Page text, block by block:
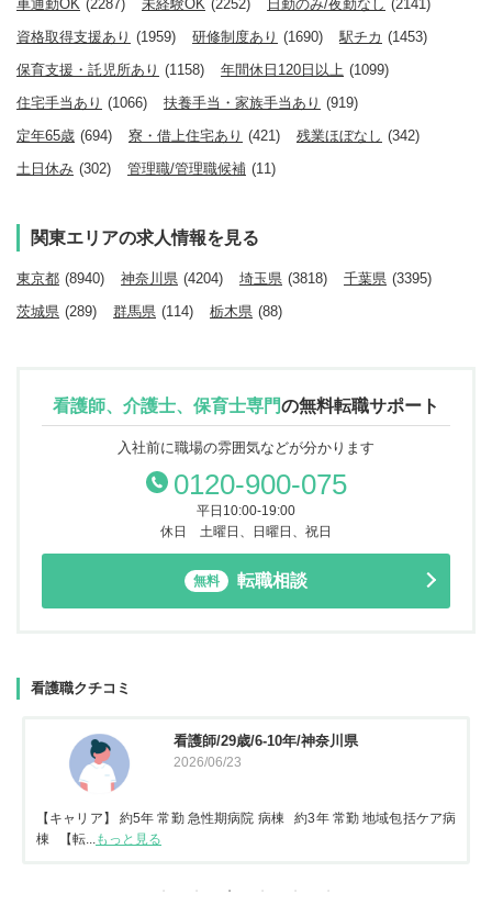
車通勤OK (2287) 未経験OK (2252) 日勤のみ/夜勤なし (2141)
資格取得支援あり (1959) 研修制度あり (1690) 駅チカ (1453)
保育支援・託児所あり (1158) 年間休日120日以上 (1099)
住宅手当あり (1066) 扶養手当・家族手当あり (919)
定年65歳 (694) 寮・借上住宅あり (421) 残業ほぼなし (342)
土日休み (302) 管理職/管理職候補 (11)
関東エリアの求人情報を見る
東京都 (8940) 神奈川県 (4204) 埼玉県 (3818) 千葉県 (3395)
茨城県 (289) 群馬県 (114) 栃木県 (88)
看護師、介護士、保育士専門の無料転職サポート
入社前に職場の雰囲気などが分かります
0120-900-075
平日10:00-19:00
休日 土曜日、日曜日、祝日
無料 転職相談
看護職クチコミ
看護師/29歳/6-10年/神奈川県
2026/06/23
【キャリア】 約5年 常勤 急性期病院 病棟 約3年 常勤 地域包括ケア病
棟 【転...
もっと見る